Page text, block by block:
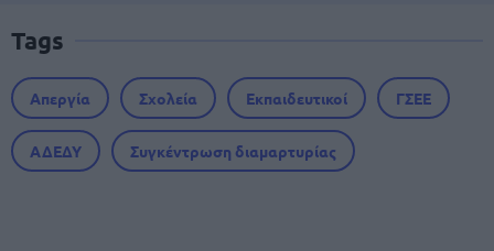
Tags
Απεργία Σχολεία Εκπαιδευτικοί ΓΣΕΕ
ΑΔΕΔΥ Συγκέντρωση διαμαρτυρίας